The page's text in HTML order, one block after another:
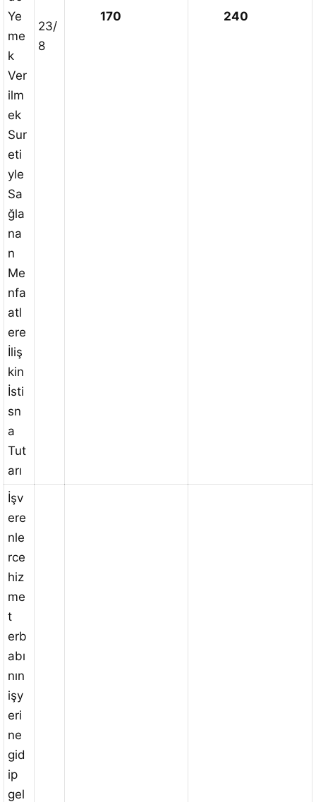
Ye
me
k
Ver
ilm
ek
Sur
eti
yle
Sa
ğla
na
n
Me
nfa
atl
ere
İliş
kin
İsti
sn
a
Tut
arı
23/
8
170 240
İşv
ere
nle
rce
hiz
me
t
erb
abı
nın
işy
eri
ne
gid
ip
gel